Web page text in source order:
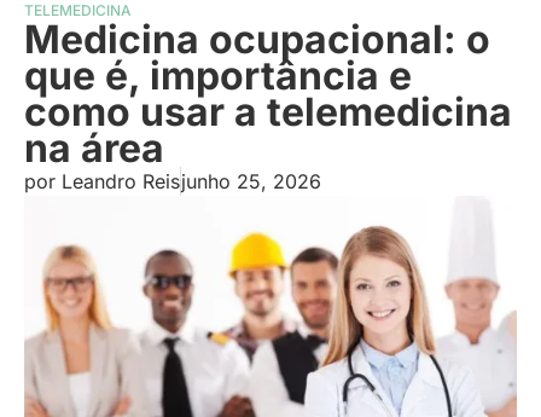
TELEMEDICINA
Medicina ocupacional: o
que é, importância e
como usar a telemedicina
na área
por Leandro Reisjunho 25, 2026